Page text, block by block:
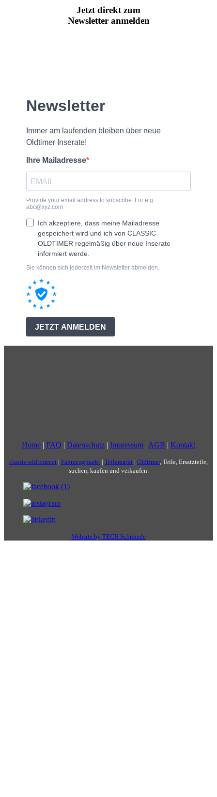
Jetzt direkt zum
Newsletter anmelden
Home | FAQ | Datenschutz | Impressum | AGB | Kontakt
classic-oldtimer.at | Fahrzeugmarkt | Teilemarkt | Oldtimer, Teile, Ersatzteile,
suchen, kaufen und verkaufen.
Website by TECH Schmiede